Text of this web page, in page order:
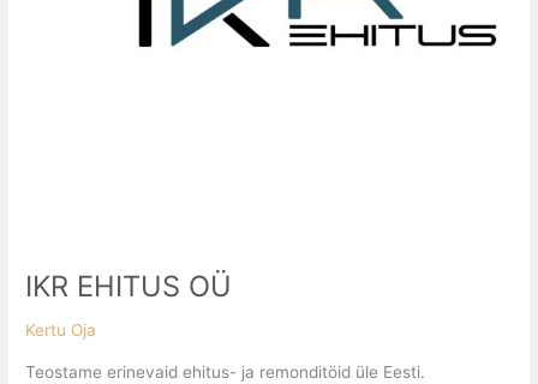
IKR EHITUS OÜ
Kertu Oja
Teostame erinevaid ehitus- ja remonditöid üle Eesti.